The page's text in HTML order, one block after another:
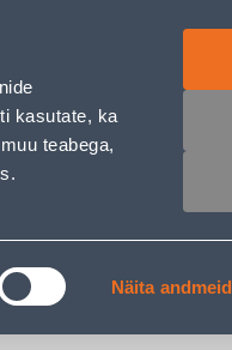
kasutate, ka
teabega,
Näita andmeid
sisse
JÄRELMAKS